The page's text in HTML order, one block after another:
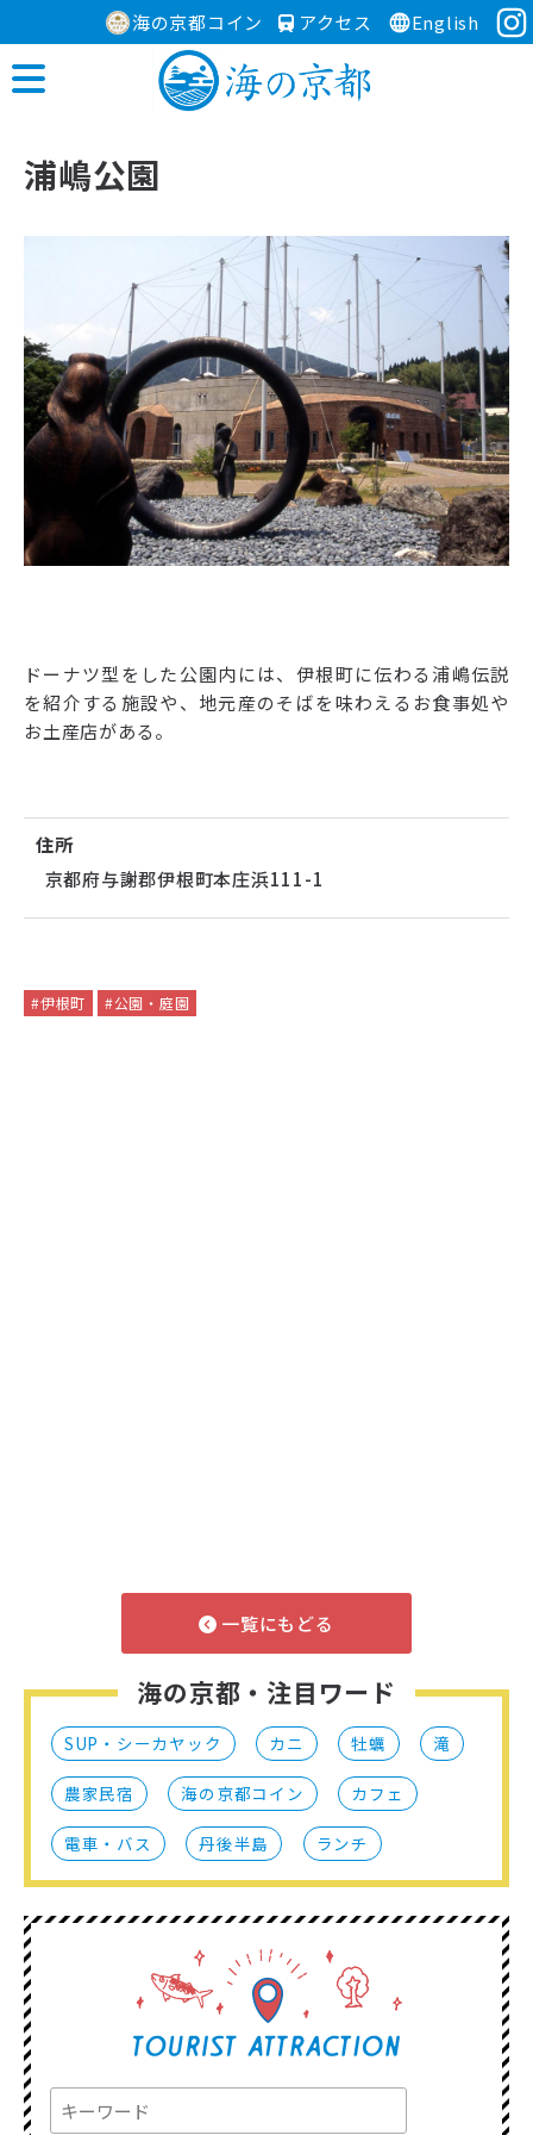
海の京都コイン アクセス English
浦嶋公園
ドーナツ型をした公園内には、伊根町に伝わる浦嶋伝説
を紹介する施設や、地元産のそばを味わえるお食事処や
お土産店がある。
住所
京都府与謝郡伊根町本庄浜111-1
#伊根町 #公園・庭園
一覧にもどる
海の京都・注目ワード
SUP・シーカヤック カニ 牡蠣 滝
農家民宿 海の京都コイン カフェ
電車・バス 丹後半島 ランチ